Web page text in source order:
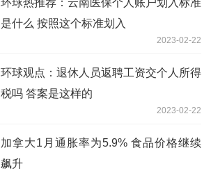
环球热推荐：云南医保个人账户划入标准
是什么 按照这个标准划入
2023-02-22
环球观点：退休人员返聘工资交个人所得
税吗 答案是这样的
2023-02-22
加拿大1月通胀率为5.9% 食品价格继续
飙升